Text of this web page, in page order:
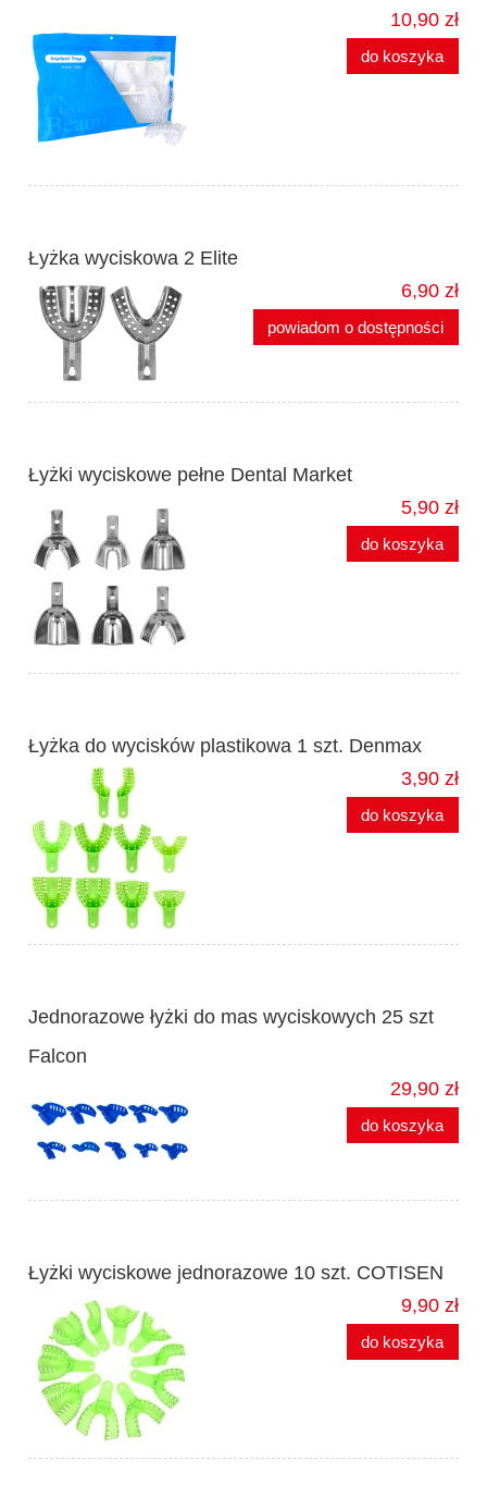
10,90 zł
do koszyka
Łyżka wyciskowa 2 Elite
6,90 zł
powiadom o dostępności
Łyżki wyciskowe pełne Dental Market
5,90 zł
do koszyka
Łyżka do wycisków plastikowa 1 szt. Denmax
3,90 zł
do koszyka
Jednorazowe łyżki do mas wyciskowych 25 szt
Falcon
29,90 zł
do koszyka
Łyżki wyciskowe jednorazowe 10 szt. COTISEN
9,90 zł
do koszyka